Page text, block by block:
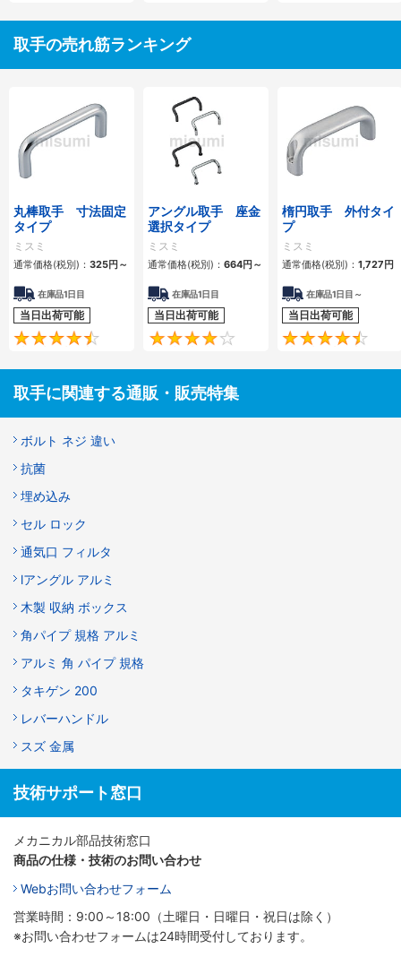
取手の売れ筋ランキング
丸棒取手 寸法固定
タイプ
ミスミ
通常価格(税別)： 325円～
在庫品1日目
当日出荷可能
4.6
アングル取手 座金
選択タイプ
ミスミ
通常価格(税別)： 664円～
在庫品1日目
当日出荷可能
4.3
楕円取手 外付タイ
プ
ミスミ
通常価格(税別)： 1,727円
在庫品1日目～
当日出荷可能
取手に関連する通販・販売特集
ボルト ネジ 違い
抗菌
埋め込み
セル ロック
通気口 フィルタ
lアングル アルミ
木製 収納 ボックス
角パイプ 規格 アルミ
アルミ 角 パイプ 規格
タキゲン 200
レバーハンドル
スズ 金属
技術サポート窓口
メカニカル部品技術窓口
商品の仕様・技術のお問い合わせ
Webお問い合わせフォーム
営業時間：9:00～18:00（土曜日・日曜日・祝日は除く）
※お問い合わせフォームは24時間受付しております。